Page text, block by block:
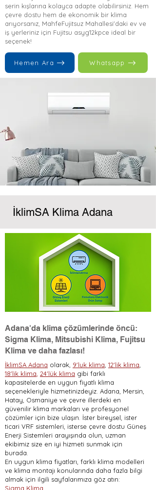
serin kışlarına kolayca adapte olabilirsiniz. Hem
çevre dostu hem de ekonomik bir klima
arıyorsanız, MahfeFujitsuz Mahallesi'daki ev ve
iş yerleriniz için Fujitsu asyg12kpce ideal bir
seçenek!
Hemen Ara Whatsapp
İklimSA Klima Adana
Adana'da klima çözümlerinde öncü:
Sigma Klima, Mitsubishi Klima, Fujitsu
Klima ve daha fazlası!
İklimSA Adana olarak, 9'luk klima 12'lik klima
18'lik klima 24'lük klima gibi farklı
kapasitelerde en uygun fiyatlı klima
seçenekleriyle hizmetinizdeyiz. Adana, Mersin,
Hatay, Osmaniye ve çevre illerdeki en
güvenilir klima markaları ve profesyonel
çözümler için bize ulaşın. İster bireysel, ister
ticari VRF sistemleri, isterse çevre dostu Güneş
Enerji Sistemleri arayışında olun, uzman
ekibimiz size en iyi hizmeti sunmak için
burada.
En uygun klima fiyatları, farklı klima modelleri
ve klima montajı konularında daha fazla bilgi
almak için ilgili sayfalarımıza göz atın:
Sigma Klima